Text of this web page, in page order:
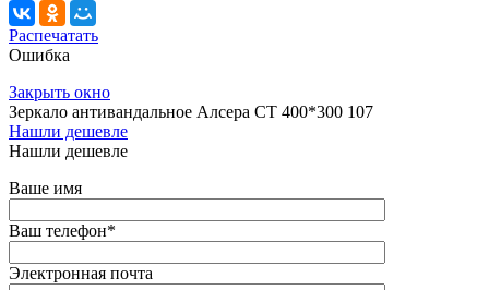
Распечатать
Ошибка
Закрыть окно
Зеркало антивандальное Алсера СТ 400*300 107
Нашли дешевле
Нашли дешевле
Ваше имя
Ваш телефон*
Электронная почта